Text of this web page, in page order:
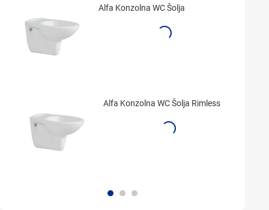
Alfa Konzolna WC Šolja
Alfa Konzolna WC Šolja Rimless